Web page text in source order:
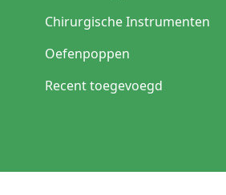
Chirurgische Instrumenten
Oefenpoppen
Recent toegevoegd